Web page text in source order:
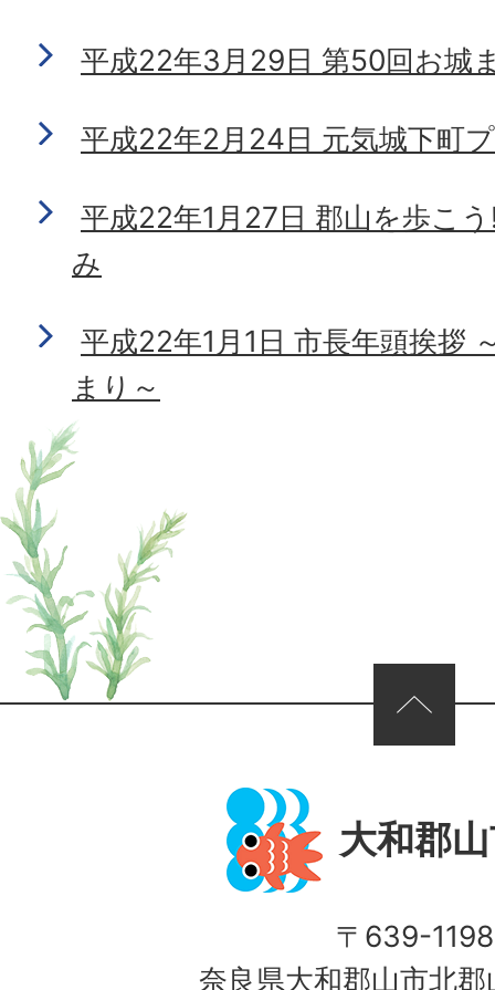
平成22年3月29日 第50回お城
平成22年2月24日 元気城下町
平成22年1月27日 郡山を歩こ
み
平成22年1月1日 市長年頭挨拶
まり～
ページの先頭へ
大和郡
〒639-1198
奈良県大和郡山市北